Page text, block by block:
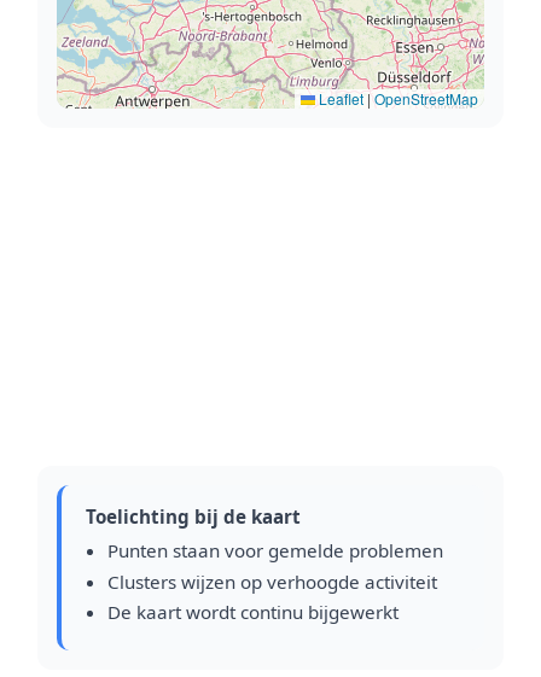
Leaflet|OpenStreetMap
Toelichting bij de kaart
Punten staan voor gemelde problemen
Clusters wijzen op verhoogde activiteit
De kaart wordt continu bijgewerkt